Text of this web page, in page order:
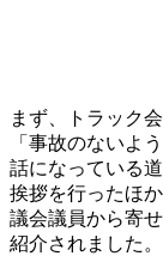
まず、トラック
「事故のないよ
話になっている
挨拶を行ったほ
議会議員から寄
紹介されました。